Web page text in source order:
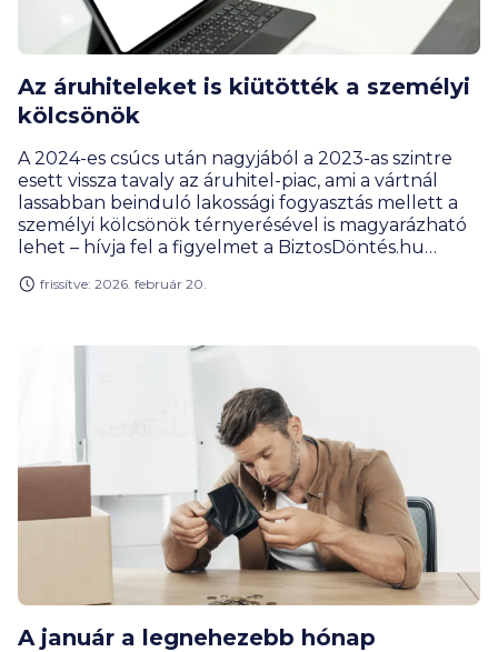
Az áruhiteleket is kiütötték a személyi
kölcsönök
A 2024-es csúcs után nagyjából a 2023-as szintre
esett vissza tavaly az áruhitel-piac, ami a vártnál
lassabban beinduló lakossági fogyasztás mellett a
személyi kölcsönök térnyerésével is magyarázható
lehet – hívja fel a figyelmet a BiztosDöntés.hu
dominanciája pedig tovább erősödhet a fogyasztási
frissítve: 2026. február 20.
A január a legnehezebb hónap